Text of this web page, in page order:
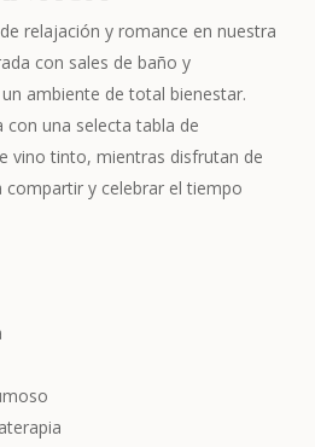
relajación y romance en nuestra
con sales de baño y
ambiente de total bienestar.
con una selecta tabla de
vino tinto, mientras disfrutan de
compartir y celebrar el tiempo